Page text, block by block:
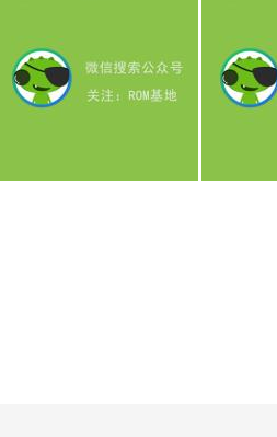
的ROOT权限刷机服务，已支持3000+机型